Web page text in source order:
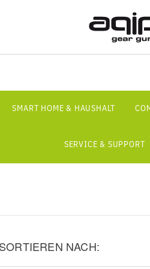
SMART HOME & HAUSHALT
SERVICE & SUPPORT
SORTIEREN NACH: